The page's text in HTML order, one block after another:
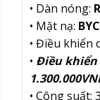
• Dàn nóng:
• Mặt nạ:
• Điều khiển
• Điều khiển
• Công suất: